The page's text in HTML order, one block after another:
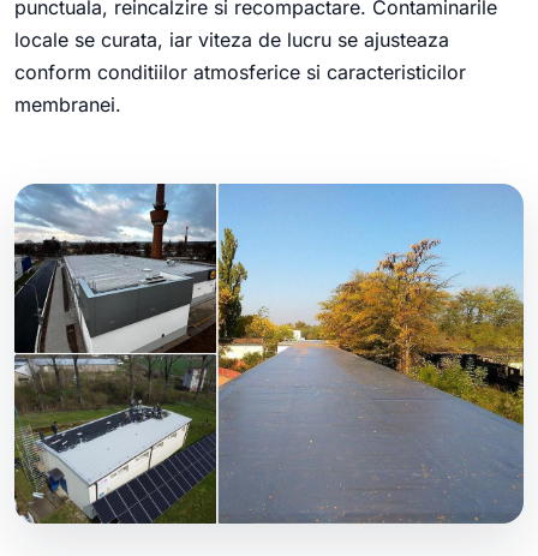
punctuala, reincalzire si recompactare. Contaminarile
locale se curata, iar viteza de lucru se ajusteaza
conform conditiilor atmosferice si caracteristicilor
membranei.